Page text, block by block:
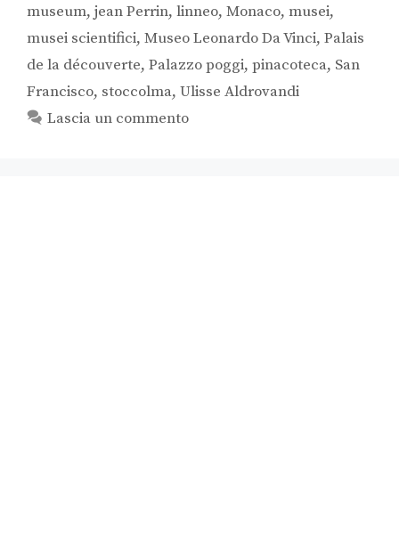
museum, jean Perrin, linneo, Monaco, musei,
musei scientifici, Museo Leonardo Da Vinci, Palais
de la découverte, Palazzo poggi, pinacoteca, San
Francisco, stoccolma, Ulisse Aldrovandi
Lascia un commento